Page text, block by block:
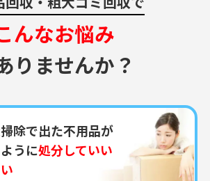
んなお悩み
りませんか？
除で出た不用品が
うに処分していい